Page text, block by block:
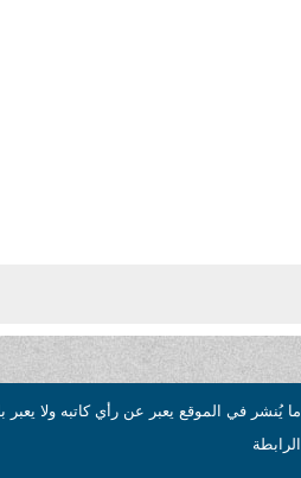
ما يُنشر في الموقع يعبر عن رأي كاتبه ولا
الرابطة